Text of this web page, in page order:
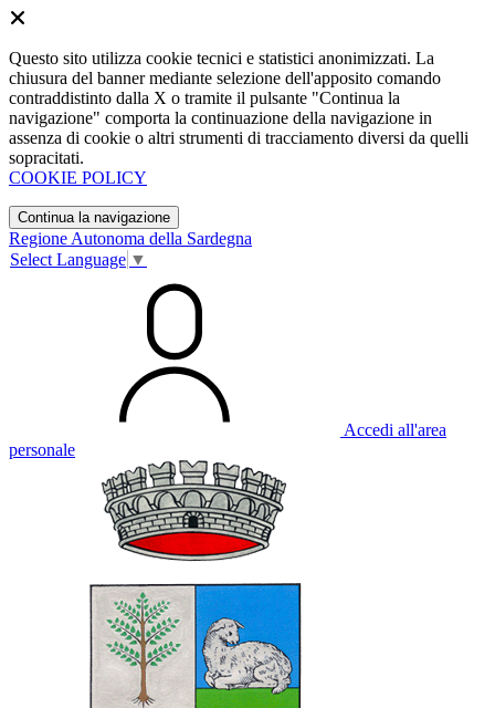
Questo sito utilizza cookie tecnici e statistici anonimizzati. La
chiusura del banner mediante selezione dell'apposito comando
contraddistinto dalla X o tramite il pulsante "Continua la
navigazione" comporta la continuazione della navigazione in
assenza di cookie o altri strumenti di tracciamento diversi da quelli
sopracitati.
COOKIE POLICY
Continua la navigazione
Regione Autonoma della Sardegna
Select Language ▼
Accedi all'area
personale